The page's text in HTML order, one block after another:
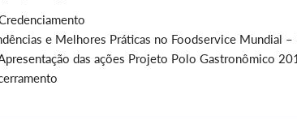
e Melhores Práticas no Foodservice Mundial –
das ações Projeto Polo Gastronômico